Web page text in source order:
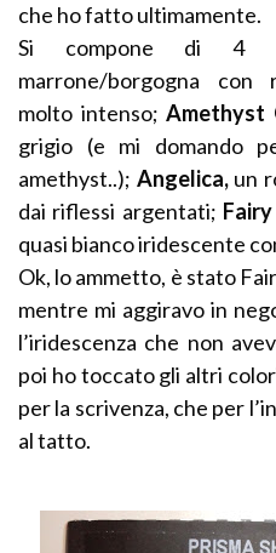
che ho fatto ultimamente.
Si compone di 4
marrone/borgogna con
molto intenso;Amethyst
grigio (e mi domando
amethyst..); Angelica, un
dai riflessi argentati;
quasi bianco iridescente
Ok, lo ammetto, è stato
mentre mi aggiravo in
l’iridescenza che non
poi ho toccato gli altri
per la scrivenza, che per
al tatto.